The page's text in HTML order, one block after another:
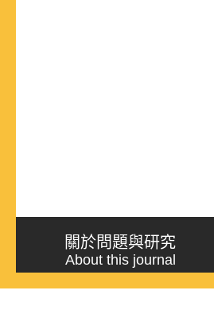
關於問題與研究
About this journal